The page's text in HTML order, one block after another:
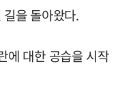
을 돌아왔다.
에 대한 공습을 시작